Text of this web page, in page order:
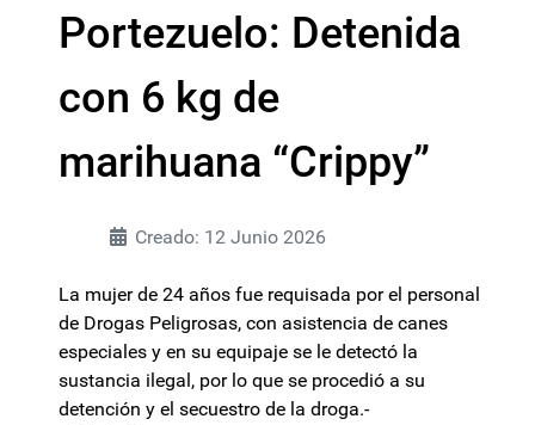
Portezuelo: Detenida
con 6 kg de
marihuana “Crippy”
Creado: 12 Junio 2026
La mujer de 24 años fue requisada por el personal
de Drogas Peligrosas, con asistencia de canes
especiales y en su equipaje se le detectó la
sustancia ilegal, por lo que se procedió a su
detención y el secuestro de la droga.-